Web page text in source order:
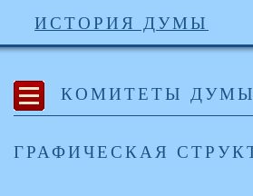
ИСТОРИЯ ДУМЫ
КОМИТЕТЫ ДУМЫ
ГРАФИЧЕСКАЯ